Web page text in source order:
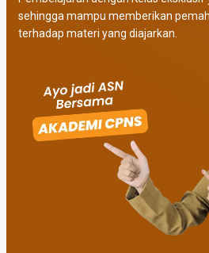
sehingga mampu memberikan
terhadap materi yang diajarkan.